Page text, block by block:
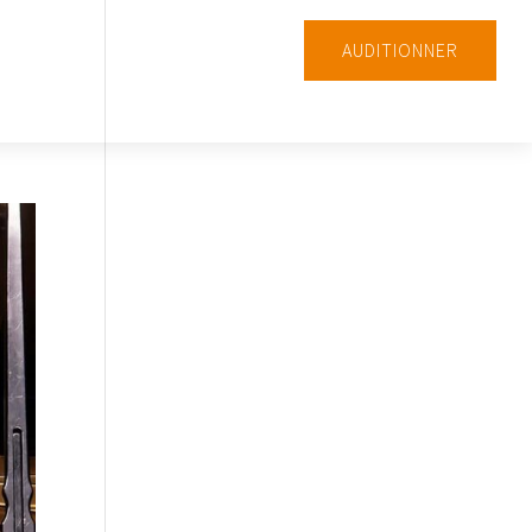
AUDITIONNER